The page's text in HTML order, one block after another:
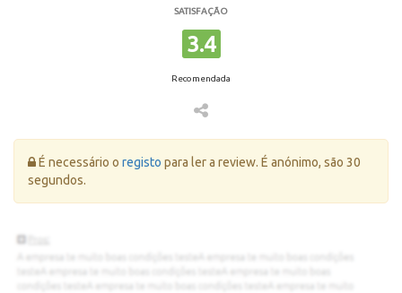
SATISFAÇÃO
3.4
Recomendada
Erro:
É necessário o registo para ler a review. É anónimo, são 30
segundos.